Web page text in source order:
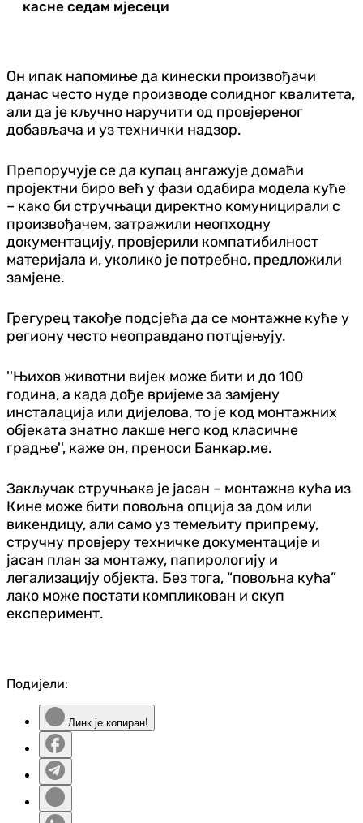
касне седам мјесеци
Он ипак напомиње да кинески произвођачи
данас често нуде производе солидног квалитета,
али да је кључно наручити од провјереног
добављача и уз технички надзор.
Препоручује се да купац ангажује домаћи
пројектни биро већ у фази одабира модела куће
– како би стручњаци директно комуницирали с
произвођачем, затражили неопходну
документацију, провјерили компатибилност
материјала и, уколико је потребно, предложили
замјене.
Грегурец такође подсјећа да се монтажне куће у
региону често неоправдано потцјењују.
''Њихов животни вијек може бити и до 100
година, а када дође вријеме за замјену
инсталација или дијелова, то је код монтажних
објеката знатно лакше него код класичне
градње'', каже он, преноси Банкар.ме.
Закључак стручњака је јасан – монтажна кућа из
Кине може бити повољна опција за дом или
викендицу, али само уз темељиту припрему,
стручну провјеру техничке документације и
јасан план за монтажу, папирологију и
легализацију објекта. Без тога, “повољна кућа”
лако може постати компликован и скуп
експеримент.
Подијели:
Линк је копиран!